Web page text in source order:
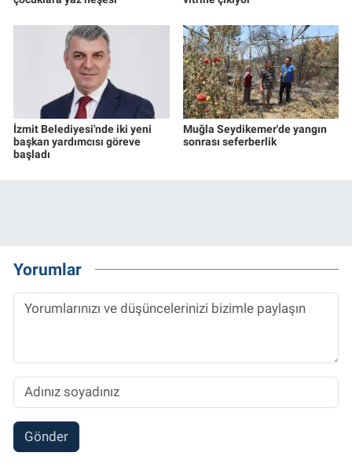
İzmit Belediyesi'nde iki yeni
başkan yardımcısı göreve
başladı
Muğla Seydikemer'de yangın
sonrası seferberlik
Yorumlar
Gönder